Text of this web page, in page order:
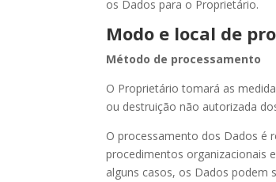
os Dados para o Proprietário.
Modo e local de
Método de processamento
O Proprietário tomará as
ou destruição não autorizada
O processamento dos Dados é
procedimentos organizacionais
alguns casos, os Dados podem